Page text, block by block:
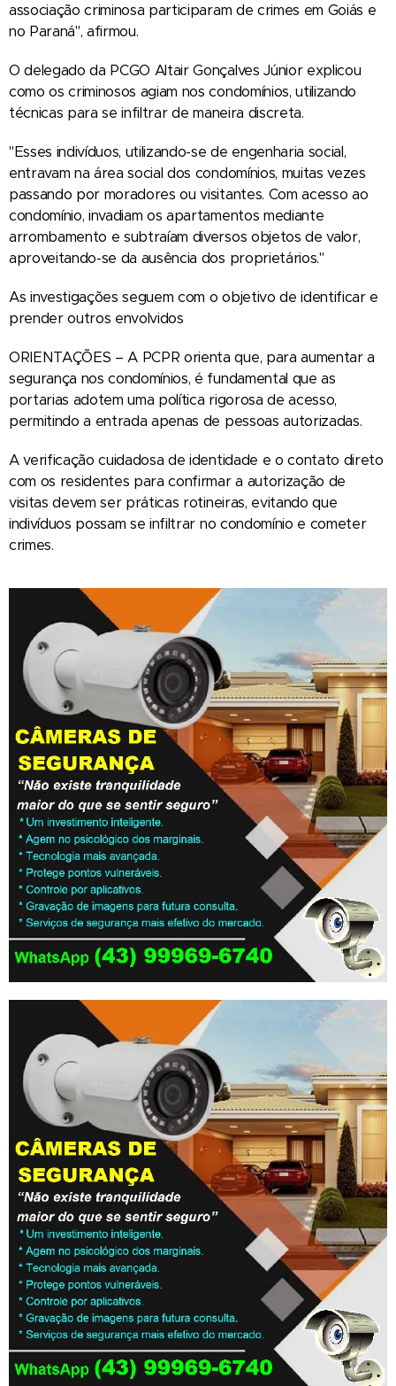
associação criminosa participaram de crimes em Goiás e
no Paraná", afirmou.
O delegado da PCGO Altair Gonçalves Júnior explicou
como os criminosos agiam nos condomínios, utilizando
técnicas para se infiltrar de maneira discreta.
"Esses indivíduos, utilizando-se de engenharia social,
entravam na área social dos condomínios, muitas vezes
passando por moradores ou visitantes. Com acesso ao
condomínio, invadiam os apartamentos mediante
arrombamento e subtraíam diversos objetos de valor,
aproveitando-se da ausência dos proprietários."
As investigações seguem com o objetivo de identificar e
prender outros envolvidos
ORIENTAÇÕES – A PCPR orienta que, para aumentar a
segurança nos condomínios, é fundamental que as
portarias adotem uma política rigorosa de acesso,
permitindo a entrada apenas de pessoas autorizadas.
A verificação cuidadosa de identidade e o contato direto
com os residentes para confirmar a autorização de
visitas devem ser práticas rotineiras, evitando que
indivíduos possam se infiltrar no condomínio e cometer
crimes.